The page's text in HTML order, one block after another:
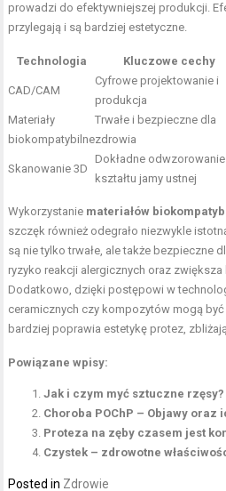
prowadzi do efektywniejszej produkcji.
przylegają i są bardziej estetyczne.
Technologia Kluczowe cechy
CAD/CAM
Cyfrowe projektowanie i
produkcja
Materiały
biokompatybilne
Trwałe i bezpieczne dla
zdrowia
Skanowanie 3D
Dokładne odwzorowanie
kształtu jamy ustnej
Wykorzystanie materiałów
szczęk również odegrało niezwykle
są nie tylko trwałe, ale także bezpieczne
ryzyko reakcji alergicznych oraz
Dodatkowo, dzięki postępowi w
ceramicznych czy kompozytów mogą
bardziej poprawia estetykę protez,
Powiązane wpisy:
Jak i czym myć sztuczne rzęsy?
Choroba POChP – Objawy oraz
Proteza na zęby czasem jest
Czystek – zdrowotne
Posted in Zdrowie